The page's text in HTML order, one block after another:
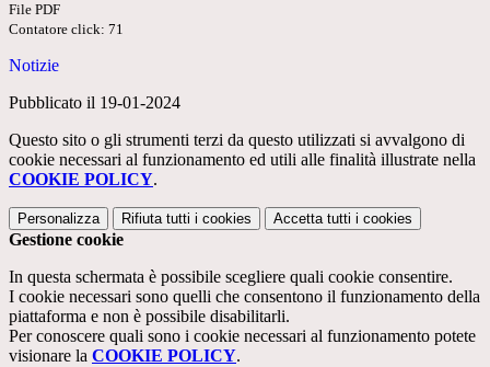
File PDF
Contatore click: 71
Notizie
Pubblicato il 19-01-2024
Questo sito o gli strumenti terzi da questo utilizzati si avvalgono di
cookie necessari al funzionamento ed utili alle finalità illustrate nella
COOKIE POLICY.
Personalizza Rifiuta tutti i cookies Accetta tutti i cookies
Gestione cookie
In questa schermata è possibile scegliere quali cookie consentire.
I cookie necessari sono quelli che consentono il funzionamento della
piattaforma e non è possibile disabilitarli.
Per conoscere quali sono i cookie necessari al funzionamento potete
visionare la COOKIE POLICY.